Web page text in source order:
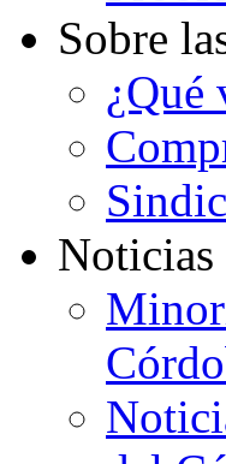
Sobre
¿Qué
Noticias